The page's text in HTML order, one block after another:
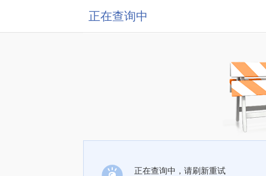
正在查询中
正在查询中，请刷新重试